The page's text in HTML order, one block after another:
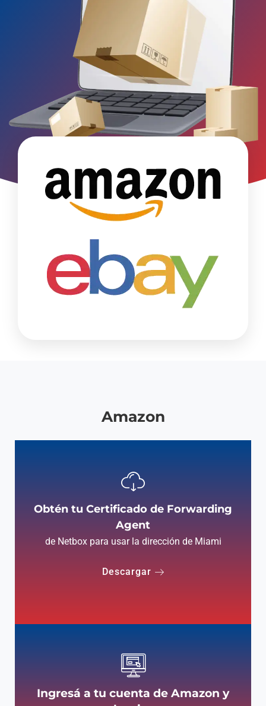
Amazon
Obtén tu Certificado de Forwarding
Agent
de Netbox para usar la dirección de Miami
Descargar
Ingresá a tu cuenta de Amazon y